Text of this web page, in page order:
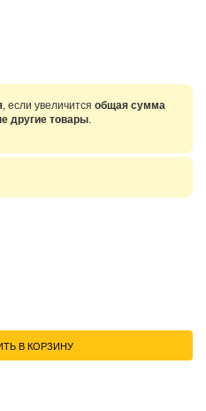
, если увеличится общая сумма
другие товары.
В КОРЗИНУ